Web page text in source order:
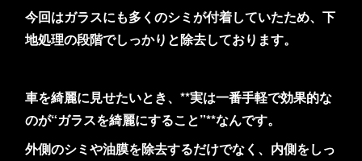
今回はガラスにも多くのシミが付着していたため、下
地処理の段階でしっかりと除去しております。
車を綺麗に見せたいとき、**実は一番手軽で効果的な
のが“ガラスを綺麗にすること”**なんです。
外側のシミや油膜を除去するだけでなく、内側をしっ